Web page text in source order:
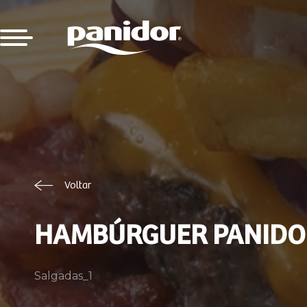
Voltar
HAMBÚRGUER
Salgadas_1